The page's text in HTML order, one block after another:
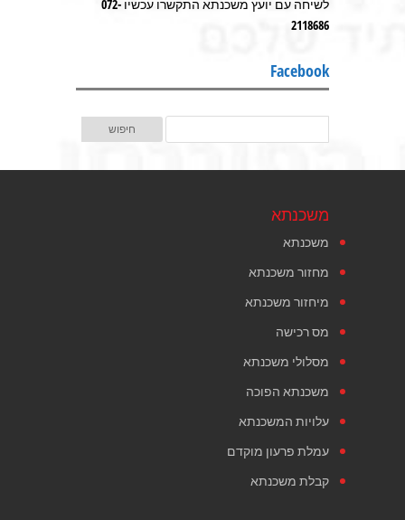
לשיחה עם יועץ משכנתא התקשרו עכשיו 072-
2118686
Facebook
משכנתא
משכנתא
מחזור משכנתא
מיחזור משכנתא
מס רכישה
מסלולי משכנתא
משכנתא הפוכה
עלויות המשכנתא
עמלת פרעון מוקדם
קבלת משכנתא